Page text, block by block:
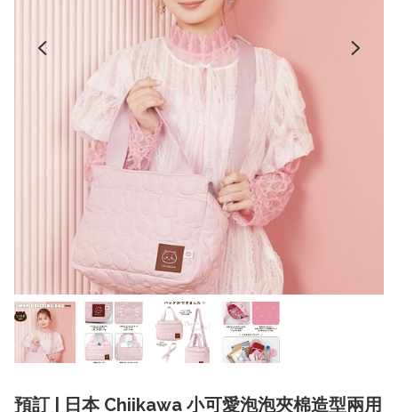
預訂 | 日本 Chiikawa 小可愛泡泡夾棉造型兩用